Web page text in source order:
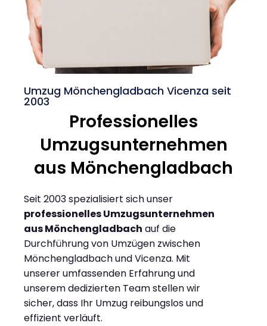
Umzug Mönchengladbach Vicenza seit
2003
Professionelles
Umzugsunternehmen
aus Mönchengladbach
Seit 2003 spezialisiert sich unser
professionelles Umzugsunternehmen
aus Mönchengladbach auf die
Durchführung von Umzügen zwischen
Mönchengladbach und Vicenza. Mit
unserer umfassenden Erfahrung und
unserem dedizierten Team stellen wir
sicher, dass Ihr Umzug reibungslos und
effizient verläuft.